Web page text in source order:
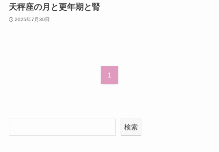
天秤座の月と更年期と腎
2025年7月30日
1
検索